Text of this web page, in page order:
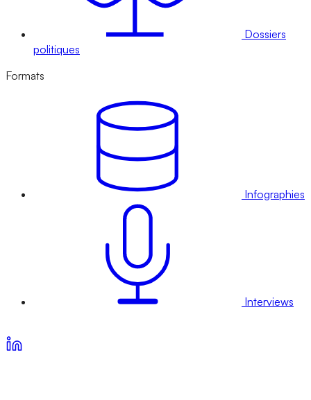
Dossiers
politiques
Formats
Infographies
Interviews